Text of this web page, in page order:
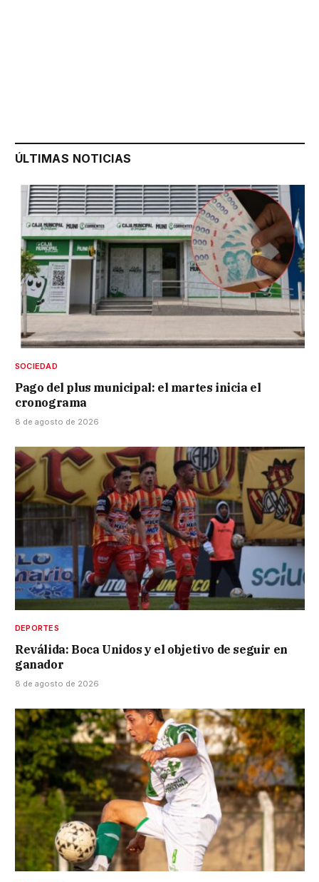
ÚLTIMAS NOTICIAS
SOCIEDAD
Pago del plus municipal: el martes inicia el
cronograma
8 de agosto de 2026
DEPORTES
Reválida: Boca Unidos y el objetivo de seguir en
ganador
8 de agosto de 2026